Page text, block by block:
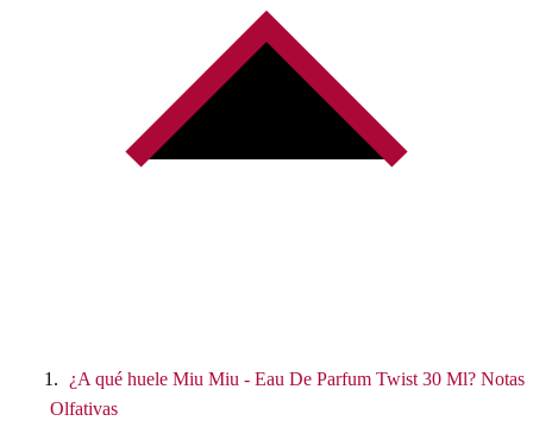
¿A qué huele Miu Miu - Eau De Parfum Twist 30 Ml? Notas
Olfativas